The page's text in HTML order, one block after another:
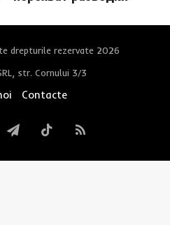
drepturile rezervate 2026
str. Cornului 3/3
Contacte
TelegramTikTokRSS